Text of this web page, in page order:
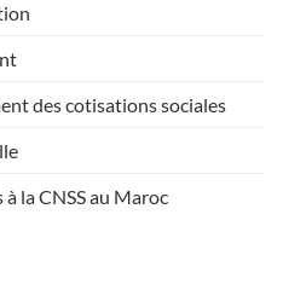
des cotisations sociales
la CNSS au Maroc